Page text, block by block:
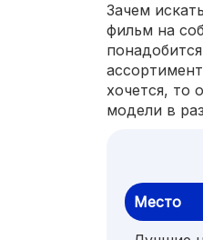
Зачем
фильм на
хочется, то
модели в
Место